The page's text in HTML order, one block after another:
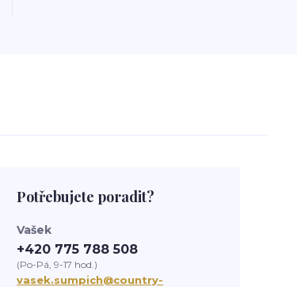
Potřebujete poradit?
Vašek
+420 775 788 508
(Po-Pá, 9-17 hod.)
vasek.sumpich@country-